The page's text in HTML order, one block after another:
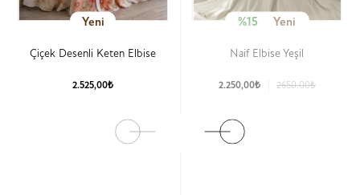
Yeni
Çiçek Desenli Keten Elbise
2.525,00₺
%15 Yeni
Naif Elbise Yeşil
2.250,00₺ 2650.00₺